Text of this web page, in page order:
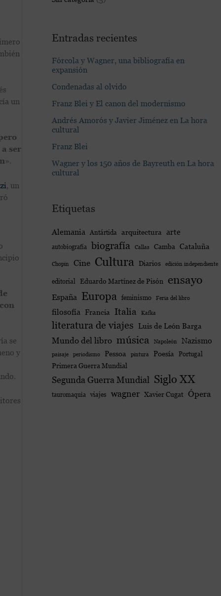
un
ser
».
, un
se
y
Entradas recientes
Fórcola y Wagner, una bibliografía en
expansión
Condenadas al olvido
Franz Blei y El canon del modernismo
Andrés Amorós y Javier Jiménez en La hora
cultural
Franz Blei
Wagner y los 150 años de Bayreuth en La hora
cultural
Etiquetas
Alemania Antártida arquitectura arte
autobiografía biografía Callas Camba Cataluña
Chopin Cine Cultura Diarios edición independiente
editorial Eduardo Martínez de Pisón ensayo
España Europa feminismo Feria del libro
filosofía Francia Italia Kafka
literatura de viajes Luis de León Barga
Mundo del libro música Napoleón Nazismo
paisaje periodismo Pessoa pintura Poesía Portugal
Primera Guerra Mundial
Segunda Guerra Mundial Siglo XX
tauromaquia viajes wagner Xavier Cugat Ópera